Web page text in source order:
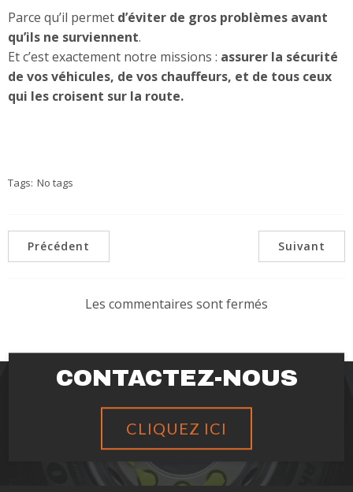
Parce qu’il permet d’éviter de gros problèmes avant
qu’ils ne surviennent.
Et c’est exactement notre missions : assurer la sécurité
de vos véhicules, de vos chauffeurs, et de tous ceux
qui les croisent sur la route.
Tags: No tags
Précédent Suivant
Les commentaires sont fermés
CONTACTEZ-NOUS
CLIQUEZ ICI